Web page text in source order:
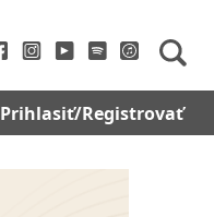
Prihlasiť/Registrovať